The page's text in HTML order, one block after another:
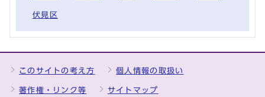
伏見区
このサイトの考え方 個人情報の取扱い
著作権・リンク等 サイトマップ